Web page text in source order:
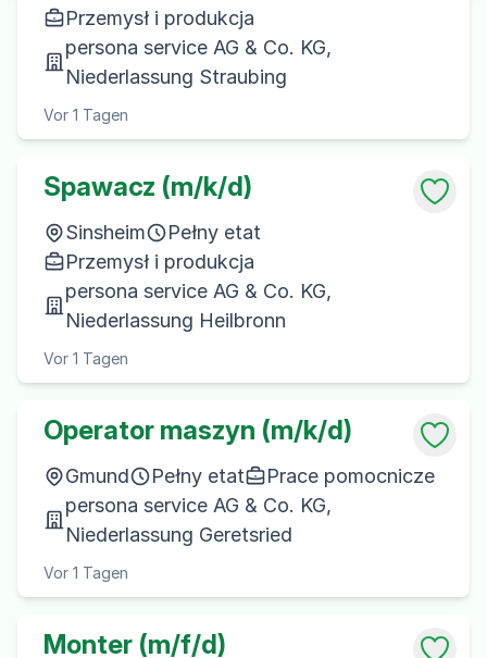
Przemysł i produkcja
persona service AG & Co. KG,
Niederlassung Straubing
Vor 1 Tagen
Spawacz (m/k/d)
Sinsheim
Pełny etat
Przemysł i produkcja
persona service AG & Co. KG,
Niederlassung Heilbronn
Vor 1 Tagen
Operator maszyn (m/k/d)
Gmund Pełny etat
Prace pomocnicze
persona service AG & Co. KG,
Niederlassung Geretsried
Vor 1 Tagen
Monter (m/f/d)